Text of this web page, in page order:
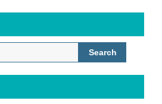
Search
for: